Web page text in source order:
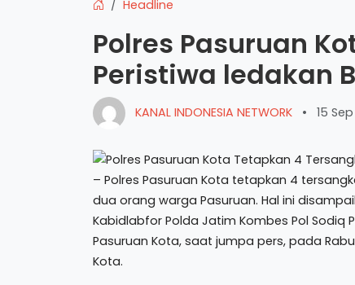
Headline
Polres Pasuruan
Peristiwa ledakan
KANAL INDONESIA NETWORK • 15 Sep
– Polres Pasuruan Kota tetapkan 4
dua orang warga Pasuruan. Hal ini
Kabidlabfor Polda Jatim Kombes Pol Sodiq
Pasuruan Kota, saat jumpa pers, pada
Kota.